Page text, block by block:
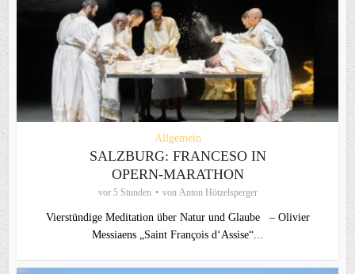
Allgemein
SALZBURG: FRANCESO IN
OPERN-MARATHON
vor 5 Stunden von Anton Hötzelsperger
Vierstündige Meditation über Natur und Glaube – Olivier
Messiaens „Saint François d‘Assise“...